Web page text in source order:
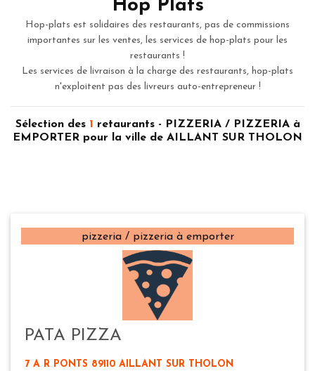
Hop Plats
Hop-plats est solidaires des restaurants, pas de commissions
importantes sur les ventes, les services de hop-plats pour les
restaurants !
Les services de livraison à la charge des restaurants, hop-plats
n'exploitent pas des livreurs auto-entrepreneur !
Sélection des 1 retaurants - PIZZERIA / PIZZERIA à
EMPORTER pour la ville de AILLANT SUR THOLON
pizzeria / pizzeria à emporter
PATA PIZZA
7 A R PONTS 89110 AILLANT SUR THOLON